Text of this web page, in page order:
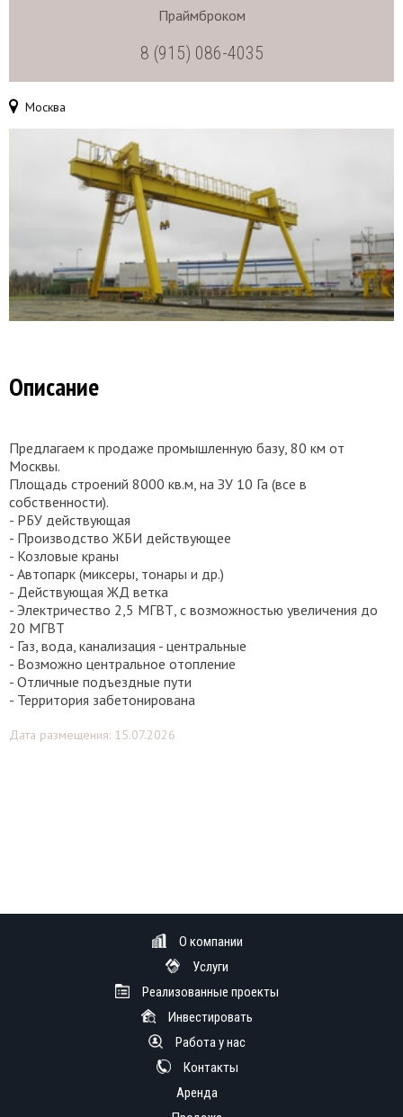
Праймброком
8 (915) 086-4035
Москва
Описание
Предлагаем к продаже промышленную базу, 80 км от
Москвы.
Площадь строений 8000 кв.м, на ЗУ 10 Га (все в
собственности).
- РБУ действующая
- Производство ЖБИ действующее
- Козловые краны
- Автопарк (миксеры, тонары и др.)
- Действующая ЖД ветка
- Электричество 2,5 МГВТ, с возможностью увеличения до
20 МГВТ
- Газ, вода, канализация - центральные
- Возможно центральное отопление
- Отличные подъездные пути
- Территория забетонирована
Дата размещения: 15.07.2026
О компании
Услуги
Реализованные проекты
Инвестировать
Работа у нас
Контакты
Аренда